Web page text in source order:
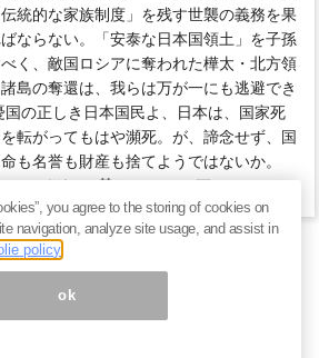
統的な家族制度」を残す世襲の義務を果
ならない。「安泰な日本国領土」を子孫
く、敵国ロシアに奪われた樺太・北方領
島の奪還は、我らは万が一にも逃避でき
国の正しき日本国民よ、日本は、国家死
転がってもはや瀕死。が、諦念せず、国
も名誉も財産も捨てようではないか。
you agree to the storing of cookies on
navigation, analyze site usage, and assist in
policy
ok